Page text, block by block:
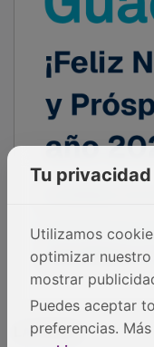
LA FICHA:
Tu
Utilizamos
optimizar
mostrar
Puedes aceptar
preferencias.